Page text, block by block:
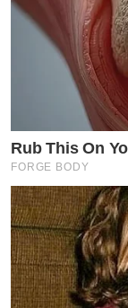
Rub This On
FORGE BODY